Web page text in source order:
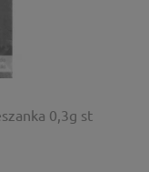
0,3g st